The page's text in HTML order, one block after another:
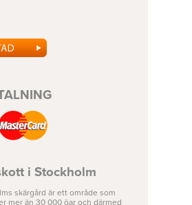
i Stockholm
skärgård är ett område som
mer än 30 000 öar och därmed